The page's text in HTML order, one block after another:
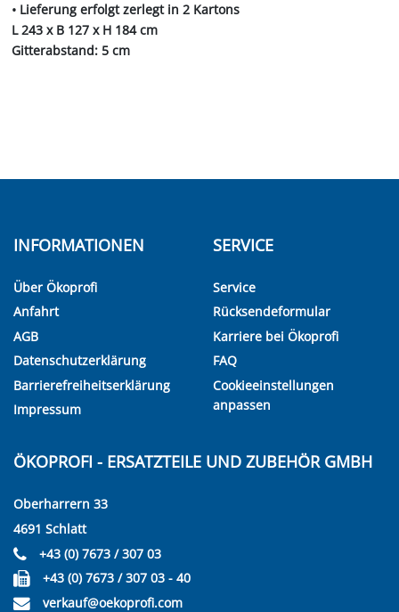
• Lieferung erfolgt zerlegt in 2 Kartons
L 243 x B 127 x H 184 cm
Gitterabstand: 5 cm
INFORMATIONEN
Über Ökoprofi
Anfahrt
AGB
Datenschutzerklärung
Barrierefreiheitserklärung
Impressum
SERVICE
Service
Rücksendeformular
Karriere bei Ökoprofi
FAQ
Cookieeinstellungen
anpassen
ÖKOPROFI - ERSATZTEILE UND ZUBEHÖR GMBH
Oberharrern 33
4691 Schlatt
+43 (0) 7673 / 307 03
+43 (0) 7673 / 307 03 - 40
verkauf@oekoprofi.com